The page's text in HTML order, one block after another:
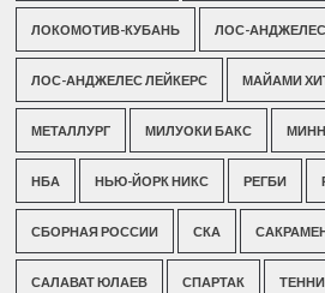
ЛОКОМОТИВ-КУБАНЬ ЛОС-
ЛОС-АНДЖЕЛЕС ЛЕЙКЕРС МАЙАМИ
МЕТАЛЛУРГ МИЛУОКИ БАКС
НБА НЬЮ-ЙОРК НИКС РЕГБИ
СБОРНАЯ РОССИИ СКА
САЛАВАТ ЮЛАЕВ СПАРТАК